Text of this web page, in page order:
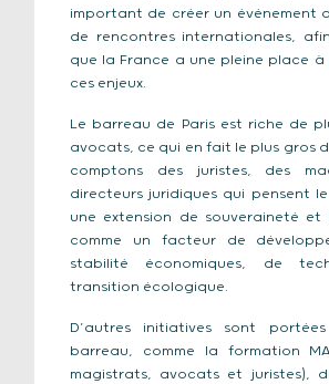
important de créer un événement
de rencontres internationales,
que la France a une pleine place
ces enjeux.
Le barreau de Paris est riche de
avocats, ce qui en fait le plus gros
comptons des juristes, des
directeurs juridiques qui pensent
une extension de souveraineté et
comme un facteur de
stabilité économiques, de
transition écologique.
D’autres initiatives sont
barreau, comme la formation
magistrats, avocats et juristes),